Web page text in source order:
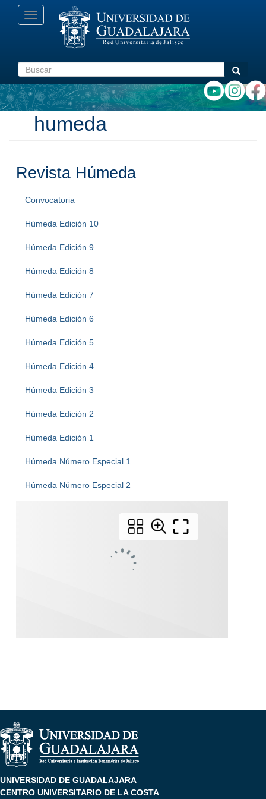
Pasar
Toggle
navigation
Buscar Buscar
humeda
Revista Húmeda
Convocatoria
Húmeda Edición 10
Húmeda Edición 9
Húmeda Edición 8
Húmeda Edición 7
Húmeda Edición 6
Húmeda Edición 5
Húmeda Edición 4
Húmeda Edición 3
Húmeda Edición 2
Húmeda Edición 1
Húmeda Número Especial 1
Húmeda Número Especial 2
UNIVERSIDAD DE GUADALAJARA
CENTRO UNIVERSITARIO DE LA COSTA